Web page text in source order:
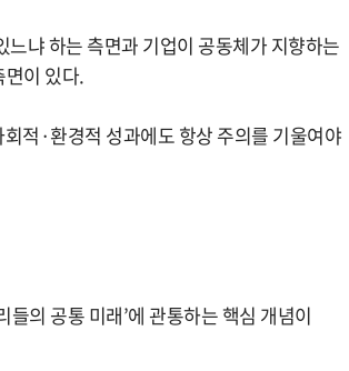
냐 하는 측면과 기업이 공동체가 지향하는
면이 있다.
적·환경적 성과에도 항상 주의를 기울여야
들의 공통 미래’에 관통하는 핵심 개념이